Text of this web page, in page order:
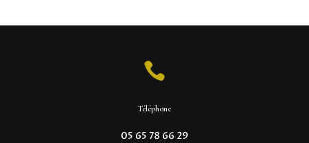

Téléphone
05 65 78 66 29